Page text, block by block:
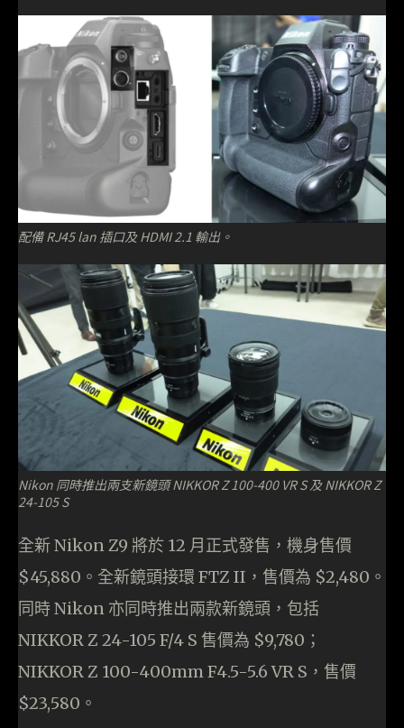
配備 RJ45 lan 插口及 HDMI 2.1 輸出。
Nikon 同時推出兩支新鏡頭 NIKKOR Z 100-400 VR S 及 NIKKOR Z
24-105 S
全新 Nikon Z9 將於 12 月正式發售，機身售價
$45,880。全新鏡頭接環 FTZ II，售價為 $2,480。
同時 Nikon 亦同時推出兩款新鏡頭，包括
NIKKOR Z 24-105 F/4 S 售價為 $9,780；
NIKKOR Z 100-400mm F4.5-5.6 VR S，售價
$23,580。